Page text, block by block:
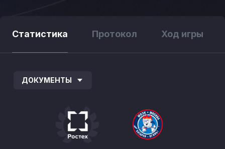
Статистика Протокол Ход игры
ДОКУМЕНТЫ